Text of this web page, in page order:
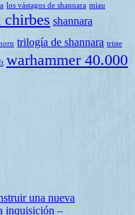
los vástagos de shannara miau
chirbes shannara
trilogía de shannara triste
warhammer 40.000
una nueva
inquisición –